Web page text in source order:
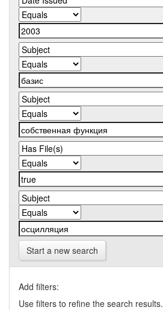
Start a new search
Add filters:
Use filters to refine the search results.